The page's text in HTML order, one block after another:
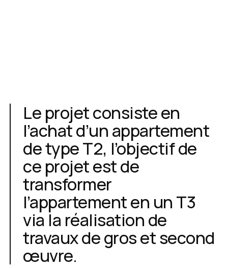
Le projet consiste en
l’achat d’un appartement
de type T2, l’objectif de
ce projet est de
transformer
l’appartement en un T3
via la réalisation de
travaux de gros et second
œuvre.